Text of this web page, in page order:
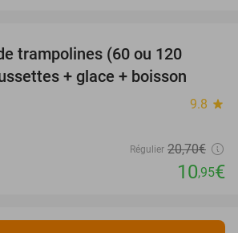
trampolines (60 ou 120
+ glace + boisson
9.8 star
Régulier 20,70€
10,95€